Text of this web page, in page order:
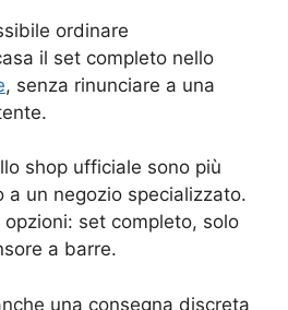
ordinare
il set completo nello
, senza rinunciare a una
shop ufficiale sono più
a un negozio specializzato.
set completo, solo
a barre.
una consegna discreta